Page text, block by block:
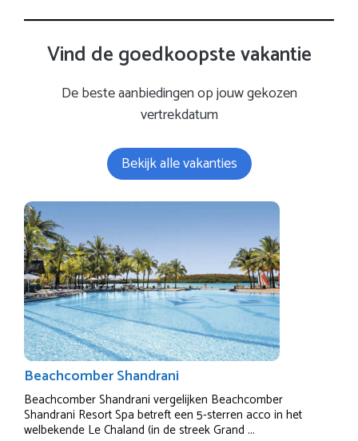
Vind de goedkoopste vakantie
De beste aanbiedingen op jouw gekozen
vertrekdatum
Bekijk alle vakanties
Beachcomber Shandrani
Beachcomber Shandrani vergelijken Beachcomber
Shandrani Resort Spa betreft een 5-sterren acco in het
welbekende Le Chaland (in de streek Grand ...